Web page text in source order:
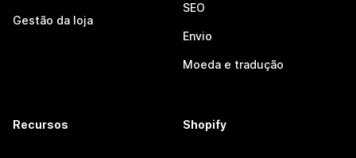
Gestão da loja
SEO
Envio
Moeda e tradução
Recursos Shopify